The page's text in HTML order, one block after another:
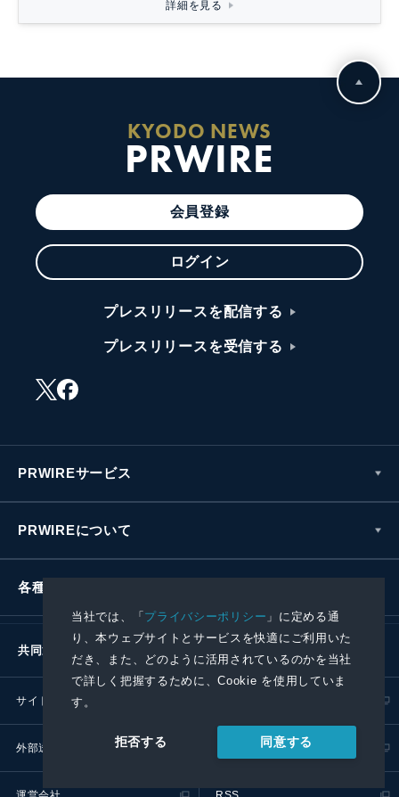
当社では、「プライバシーポリシー 」に定める通
り、本ウェブサイトとサービスを快適にご利用いた
だき、また、どのように活用されているのかを当社
で詳しく把握するために、Cookie を使用していま
す。
拒否する 同意する
詳細を見る
KYODO NEWS
PRWIRE
会員登録
ログイン
プレスリリースを配信する
プレスリリースを受信する
PRWIREサービス
PRWIREについて
各種お問い合わせ
共同通信社グループ
サイトポリシー
外部送信ポリシー プレスリリース取扱基準